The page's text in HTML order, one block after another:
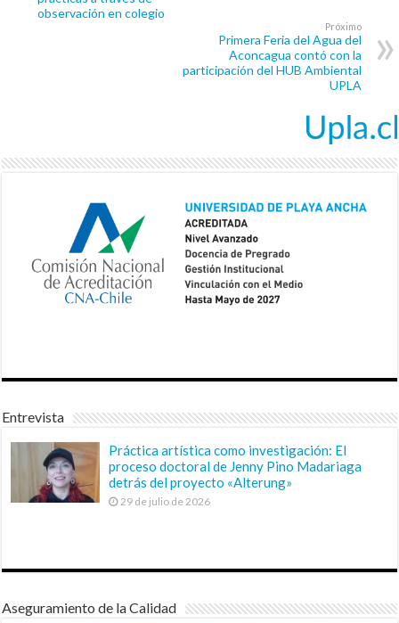
observación en colegio
Próximo
Primera Feria del Agua del
Aconcagua contó con la
participación del HUB Ambiental
UPLA
Entrevista
Práctica artística como investigación: El
proceso doctoral de Jenny Pino Madariaga
detrás del proyecto «Alterung»
29 de julio de 2026
Aseguramiento de la Calidad